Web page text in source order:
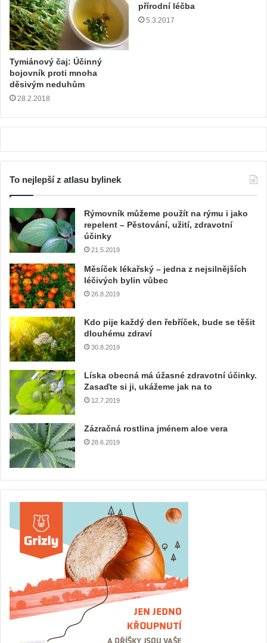
Tymiánový čaj: Účinný
bojovník proti mnoha
děsivým neduhům
28.2.2018
přírodní léčba
5.3.2017
To nejlepší z atlasu bylinek
Rýmovník můžeme použít na rýmu i jako
repelent – Pěstování, užití, zdravotní
účinky
21.5.2019
Měsíček lékařský – jedna z nejsilnějších
léčivých bylin vůbec
26.8.2019
Kdo pije každý den řebříček, bude se těšit
dlouhému zdraví
30.8.2019
Líska obecná má úžasné zdravotní účinky.
Zasaďte si ji, ukážeme jak na to
12.7.2019
Zázračná rostlina jménem aloe vera
28.6.2019